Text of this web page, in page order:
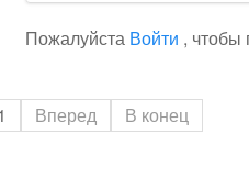
Пожалуйста Войти , чтобы
Вперед
В конец